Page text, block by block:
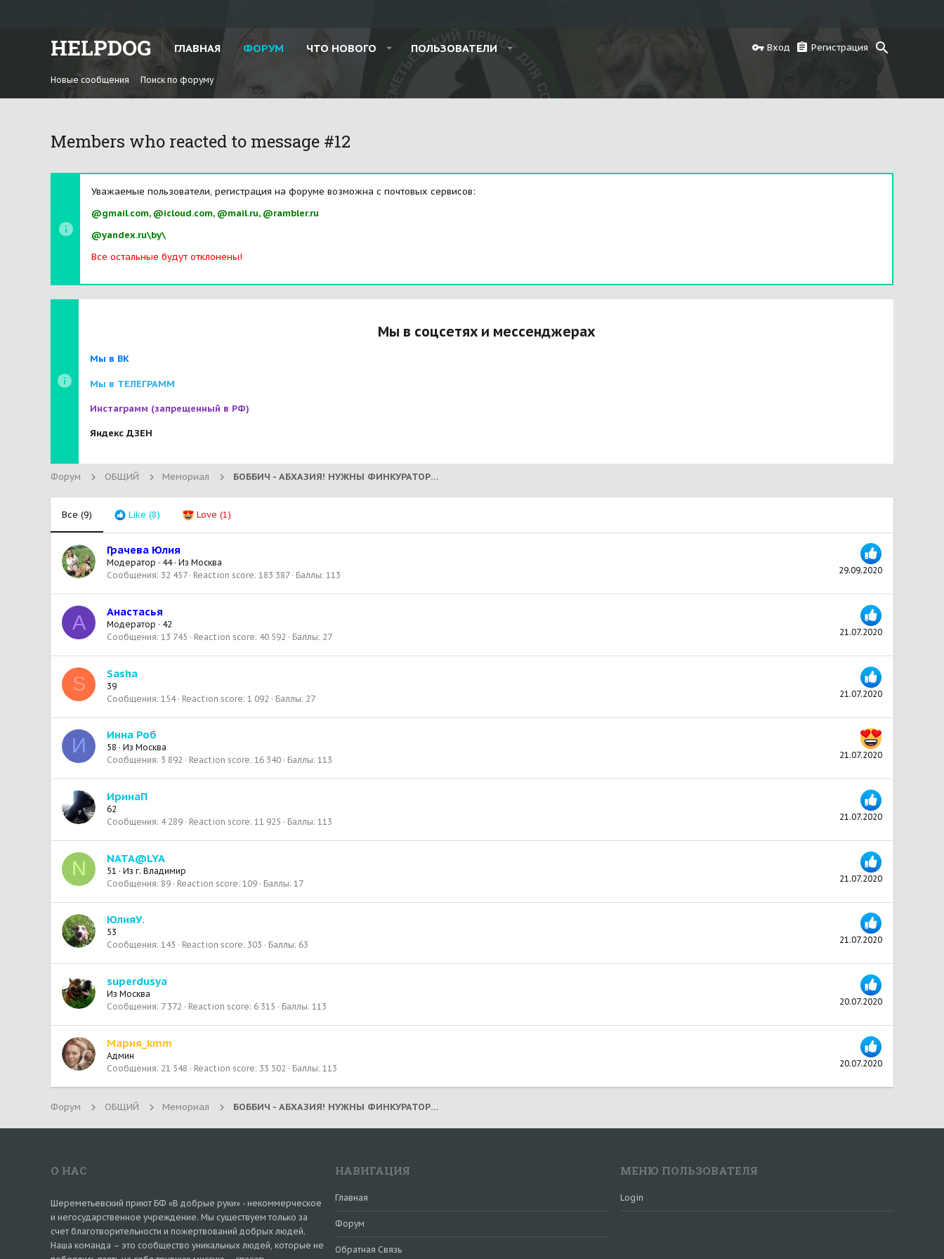
HELPDOG ГЛАВНАЯ ФОРУМ ЧТО НОВОГО ПОЛЬЗОВАТЕЛИ Вход Регистрация
Новые сообщения Поиск по форуму
Members who reacted to message #12
Уважаемые пользователи, регистрация на форуме возможна с почтовых сервисов:
@gmail.com, @icloud.com, @mail.ru, @rambler.ru
@yandex.ru\by\
Все остальные будут отклонены!
Мы в соцсетях и мессенджерах
Мы в ВК
Мы в ТЕЛЕГРАММ
Инстаграмм (запрещенный в РФ)
Яндекс ДЗЕН
Форум ОБЩИЙ Мемориал БОББИЧ - АБХАЗИЯ! НУЖНЫ ФИНКУРАТОРЫ! ДИРО!!! (2020) (НА РАДУГЕ 25.05.2025)
Все (9) Like (8) Love (1)
29.09.2020
Грачева Юлия
Модератор · 44 · Из Москва
Сообщения 32 457 Reaction score 183 387 Баллы 113
А 21.07.2020
Анастасья
Модератор · 42
Сообщения 13 745 Reaction score 40 592 Баллы 27
S 21.07.2020
Sasha
39
Сообщения 154 Reaction score 1 092 Баллы 27
И 21.07.2020
Инна Роб
58 · Из Москва
Сообщения 3 892 Reaction score 16 340 Баллы 113
21.07.2020
ИринаП
62
Сообщения 4 289 Reaction score 11 925 Баллы 113
N 21.07.2020
NATA@LYA
51 · Из г. Владимир
Сообщения 89 Reaction score 109 Баллы 17
21.07.2020
ЮлияУ.
53
Сообщения 143 Reaction score 303 Баллы 63
20.07.2020
superdusya
Из Москва
Сообщения 7 372 Reaction score 6 315 Баллы 113
20.07.2020
Мария_kmm
Админ
Сообщения 21 548 Reaction score 33 502 Баллы 113
Форум ОБЩИЙ Мемориал БОББИЧ - АБХАЗИЯ! НУЖНЫ ФИНКУРАТОРЫ! ДИРО!!! (2020) (НА РАДУГЕ 25.05.2025)
О НАС
Шереметьевский приют БФ «В добрые руки» - некоммерческое
и негосударственное учреждение. Мы существуем только за
счет благотворительности и пожертвований добрых людей.
Наша команда – это сообщество уникальных людей, которые не
НАВИГАЦИЯ
Главная
Форум
Обратная Связь
МЕНЮ ПОЛЬЗОВАТЕЛЯ
Login